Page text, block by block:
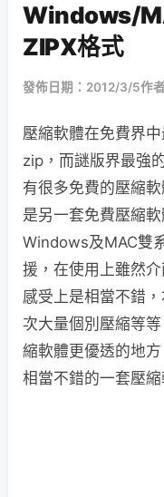
Windows/
ZIPX格式
發佈日期：2012/3/5作
壓縮軟體在免費界
zip，而謎版界最強
有很多免費的壓縮
是另一套免費壓縮
Windows及MAC雙
援，在使用上雖然
感受上是相當不錯
次大量個別壓縮等
縮軟體更優透的地
相當不錯的一套壓縮